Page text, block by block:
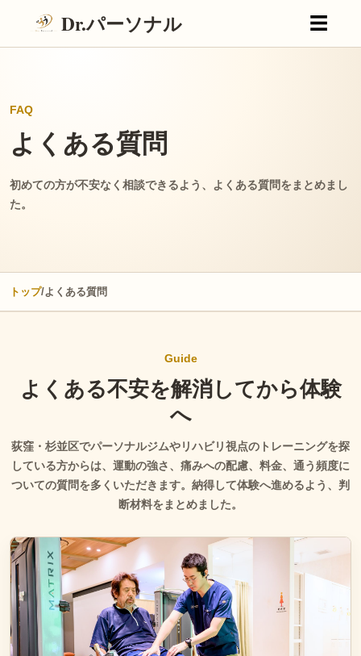
Dr.パーソナル ☰
FAQ
よくある質問
初めての方が不安なく相談できるよう、よくある質問をまとめまし
た。
トップ/よくある質問
Guide
よくある不安を解消してから体験
へ
荻窪・杉並区でパーソナルジムやリハビリ視点のトレーニングを探
している方からは、運動の強さ、痛みへの配慮、料金、通う頻度に
ついての質問を多くいただきます。納得して体験へ進めるよう、判
断材料をまとめました。